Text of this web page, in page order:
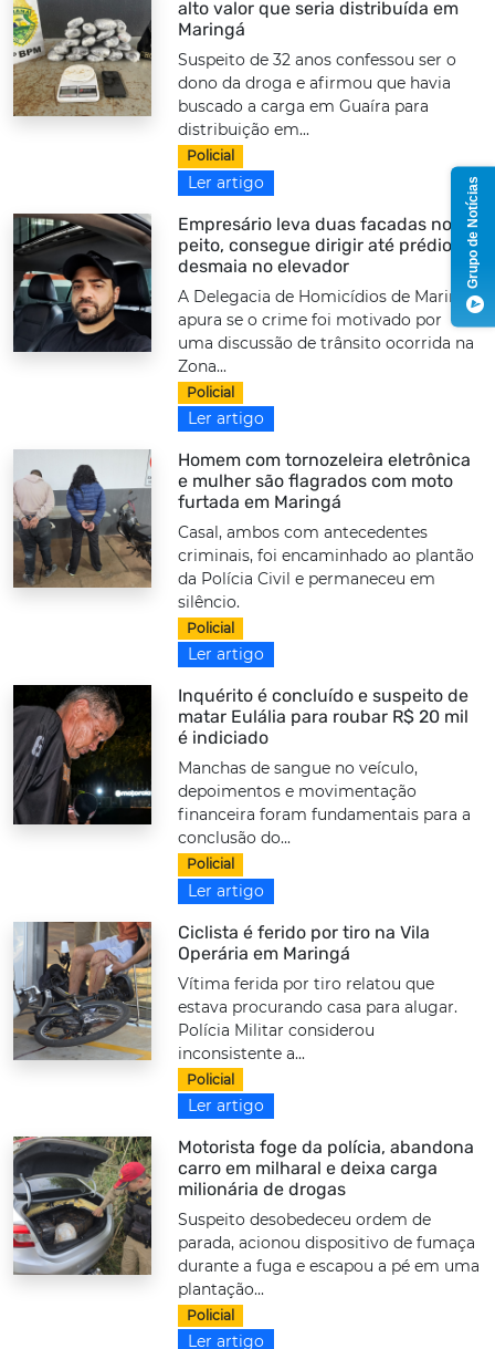
alto valor que seria distribuída em
Maringá
Suspeito de 32 anos confessou ser o
dono da droga e afirmou que havia
buscado a carga em Guaíra para
distribuição em...
Policial
Ler artigo
Empresário leva duas facadas no
peito, consegue dirigir até prédio e
desmaia no elevador
A Delegacia de Homicídios de Maringá
apura se o crime foi motivado por
uma discussão de trânsito ocorrida na
Zona...
Policial
Ler artigo
Homem com tornozeleira eletrônica
e mulher são flagrados com moto
furtada em Maringá
Casal, ambos com antecedentes
criminais, foi encaminhado ao plantão
da Polícia Civil e permaneceu em
silêncio.
Policial
Ler artigo
Inquérito é concluído e suspeito de
matar Eulália para roubar R$ 20 mil
é indiciado
Manchas de sangue no veículo,
depoimentos e movimentação
financeira foram fundamentais para a
conclusão do...
Policial
Ler artigo
Ciclista é ferido por tiro na Vila
Operária em Maringá
Vítima ferida por tiro relatou que
estava procurando casa para alugar.
Polícia Militar considerou
inconsistente a...
Policial
Ler artigo
Motorista foge da polícia, abandona
carro em milharal e deixa carga
milionária de drogas
Suspeito desobedeceu ordem de
parada, acionou dispositivo de fumaça
durante a fuga e escapou a pé em uma
plantação...
Policial
Ler artigo
Grupo de Notícias